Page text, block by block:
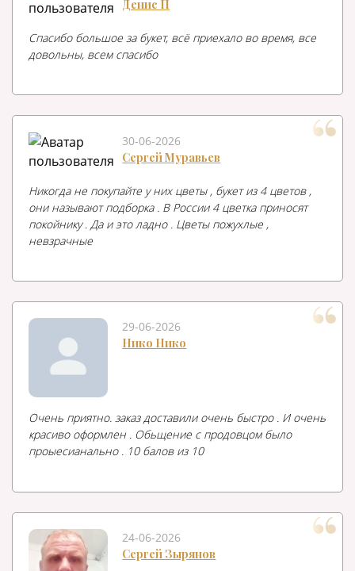
Денис П
Спасибо большое за букет, всё приехало во время, все
довольны, всем спасибо
30-06-2026
Сергей Муравьев
Никогда не покупайте у них цветы , букет из 4 цветов ,
они называют подборка . В России 4 цветка приносят
покойнику . Да и это ладно . Цветы пожухлые ,
невзрачные
29-06-2026
Нико Нико
Очень приятно. заказ доставили очень быстро . И очень
красиво оформлен . Обьщение с продовцом было
проыесианально . 10 балов из 10
24-06-2026
Сергей Зырянов